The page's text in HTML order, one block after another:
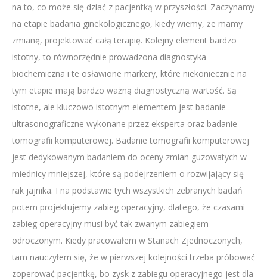
na to, co może się dziać z pacjentką w przyszłości. Zaczynamy
na etapie badania ginekologicznego, kiedy wiemy, że mamy
zmianę, projektować całą terapię. Kolejny element bardzo
istotny, to równorzędnie prowadzona diagnostyka
biochemiczna i te osławione markery, które niekoniecznie na
tym etapie mają bardzo ważną diagnostyczną wartość. Są
istotne, ale kluczowo istotnym elementem jest badanie
ultrasonograficzne wykonane przez eksperta oraz badanie
tomografii komputerowej. Badanie tomografii komputerowej
jest dedykowanym badaniem do oceny zmian guzowatych w
miednicy mniejszej, które są podejrzeniem o rozwijający się
rak jajnika. I na podstawie tych wszystkich zebranych badań
potem projektujemy zabieg operacyjny, dlatego, że czasami
zabieg operacyjny musi być tak zwanym zabiegiem
odroczonym. Kiedy pracowałem w Stanach Zjednoczonych,
tam nauczyłem się, że w pierwszej kolejności trzeba próbować
zoperować pacjentkę, bo zysk z zabiegu operacyjnego jest dla